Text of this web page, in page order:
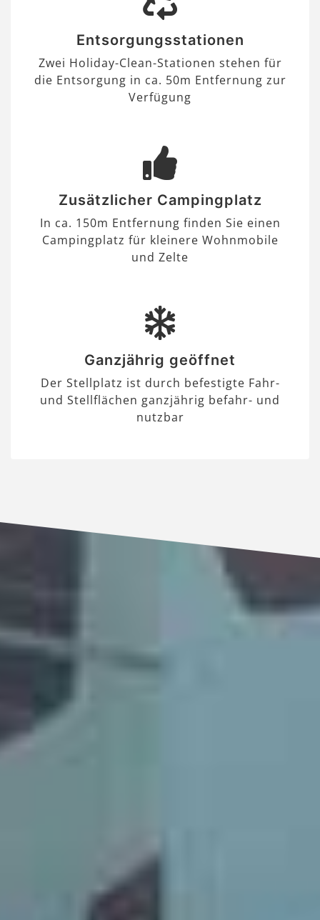
Entsorgungsstationen
Zwei Holiday-Clean-Stationen stehen für
die Entsorgung in ca. 50m Entfernung zur
Verfügung
Zusätzlicher Campingplatz
In ca. 150m Entfernung finden Sie einen
Campingplatz für kleinere Wohnmobile
und Zelte
Ganzjährig geöffnet
Der Stellplatz ist durch befestigte Fahr-
und Stellflächen ganzjährig befahr- und
nutzbar